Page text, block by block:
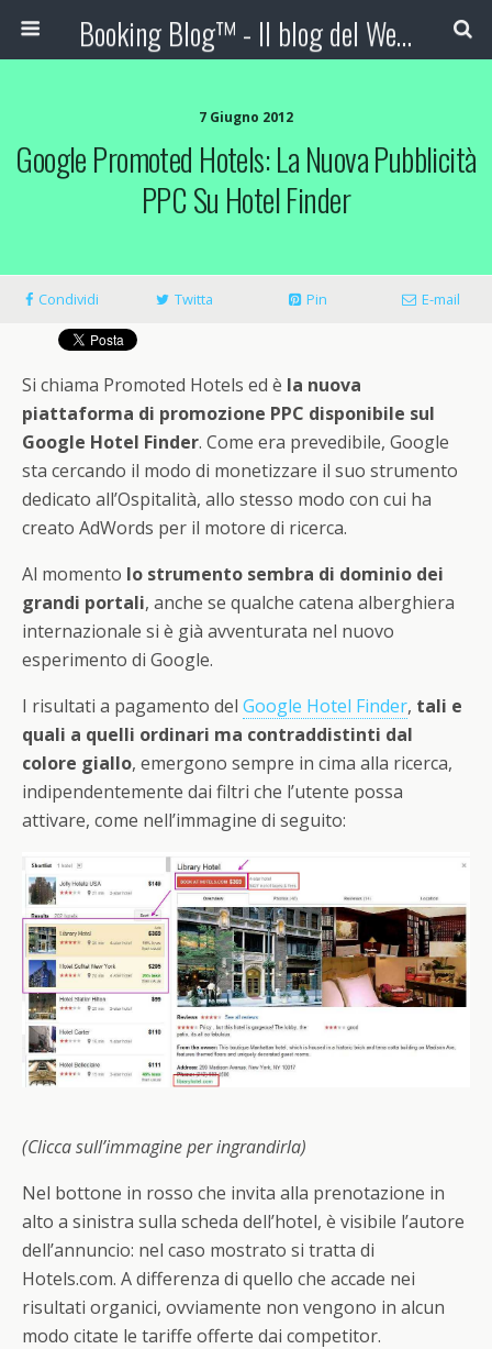
Booking Blog™ - Il blog del Web Marketing Turistico
7 Giugno 2012
Google Promoted Hotels: La Nuova Pubblicità
PPC Su Hotel Finder
Condividi Twitta Pin E-mail
Si chiama Promoted Hotels ed è la nuova
piattaforma di promozione PPC disponibile sul
Google Hotel Finder. Come era prevedibile, Google
sta cercando il modo di monetizzare il suo strumento
dedicato all’Ospitalità, allo stesso modo con cui ha
creato AdWords per il motore di ricerca.
Al momento lo strumento sembra di dominio dei
grandi portali, anche se qualche catena alberghiera
internazionale si è già avventurata nel nuovo
esperimento di Google.
I risultati a pagamento del Google Hotel Finder, tali e
quali a quelli ordinari ma contraddistinti dal
colore giallo, emergono sempre in cima alla ricerca,
indipendentemente dai filtri che l’utente possa
attivare, come nell’immagine di seguito:
(Clicca sull’immagine per ingrandirla)
Nel bottone in rosso che invita alla prenotazione in
alto a sinistra sulla scheda dell’hotel, è visibile l’autore
dell’annuncio: nel caso mostrato si tratta di
Hotels.com. A differenza di quello che accade nei
risultati organici, ovviamente non vengono in alcun
modo citate le tariffe offerte dai competitor.